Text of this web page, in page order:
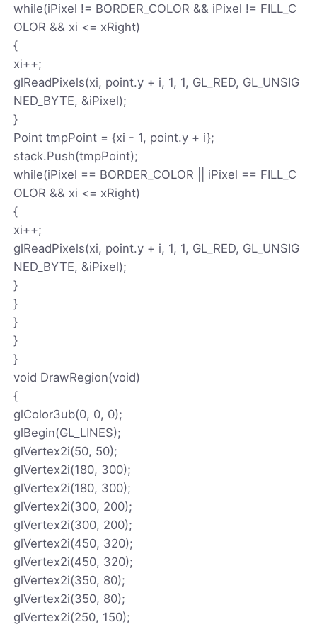
while(iPixel != BORDER_COLOR && iPixel != FILL_C
OLOR && xi <= xRight)
{
xi++;
glReadPixels(xi, point.y + i, 1, 1, GL_RED, GL_UNSIG
NED_BYTE, &iPixel);
}
Point tmpPoint = {xi - 1, point.y + i};
stack.Push(tmpPoint);
while(iPixel == BORDER_COLOR || iPixel == FILL_C
OLOR && xi <= xRight)
{
xi++;
glReadPixels(xi, point.y + i, 1, 1, GL_RED, GL_UNSIG
NED_BYTE, &iPixel);
}
}
}
}
}
void DrawRegion(void)
{
glColor3ub(0, 0, 0);
glBegin(GL_LINES);
glVertex2i(50, 50);
glVertex2i(180, 300);
glVertex2i(180, 300);
glVertex2i(300, 200);
glVertex2i(300, 200);
glVertex2i(450, 320);
glVertex2i(450, 320);
glVertex2i(350, 80);
glVertex2i(350, 80);
glVertex2i(250, 150);